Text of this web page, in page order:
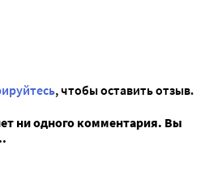
, чтобы оставить отзыв.
ни одного комментария. Вы